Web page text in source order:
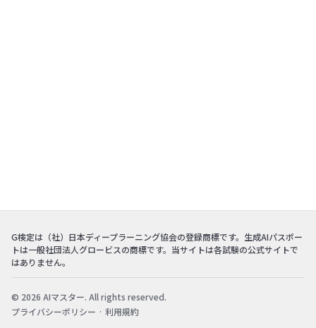
G検定は（社）日本ディープラーニング協会の登録商標です。生成AIパスポー
トは一般社団法人グロービスの商標です。当サイトは各試験の公式サイトで
はありません。
© 2026 AIマスター. All rights reserved.
プライバシーポリシー · 利用規約